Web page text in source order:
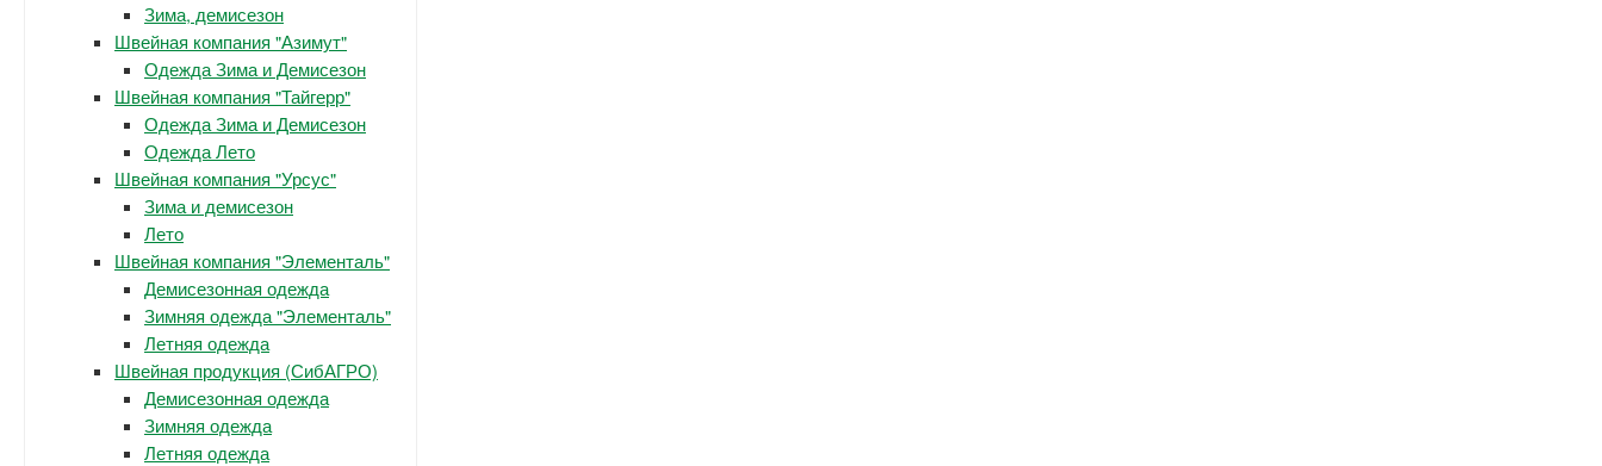
Зима, демисезон
Швейная компания "Азимут"
Одежда Зима и Демисезон
Швейная компания "Тайгерр"
Одежда Зима и Демисезон
Одежда Лето
Швейная компания "Урсус"
Зима и демисезон
Лето
Швейная компания "Элементаль"
Демисезонная одежда
Зимняя одежда "Элементаль"
Летняя одежда
Швейная продукция (СибАГРО)
Демисезонная одежда
Зимняя одежда
Летняя одежда